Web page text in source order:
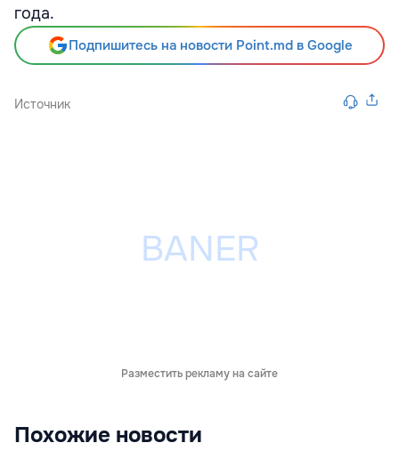
года.
Подпишитесь на новости Point.md в Google
Источник
Разместить рекламу на сайте
Похожие новости